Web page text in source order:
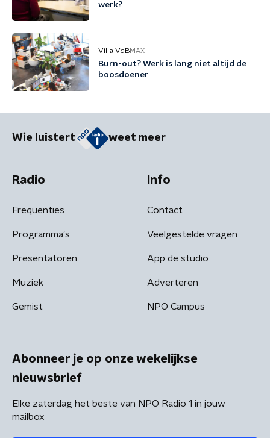
werk?
Villa VdBMAX
Burn-out? Werk is lang niet altijd de
boosdoener
Wie luistert weet meer
Radio
Frequenties
Programma's
Presentatoren
Muziek
Gemist
Info
Contact
Veelgestelde vragen
App de studio
Adverteren
NPO Campus
Abonneer je op onze wekelijkse
nieuwsbrief
Elke zaterdag het beste van NPO Radio 1 in jouw
mailbox